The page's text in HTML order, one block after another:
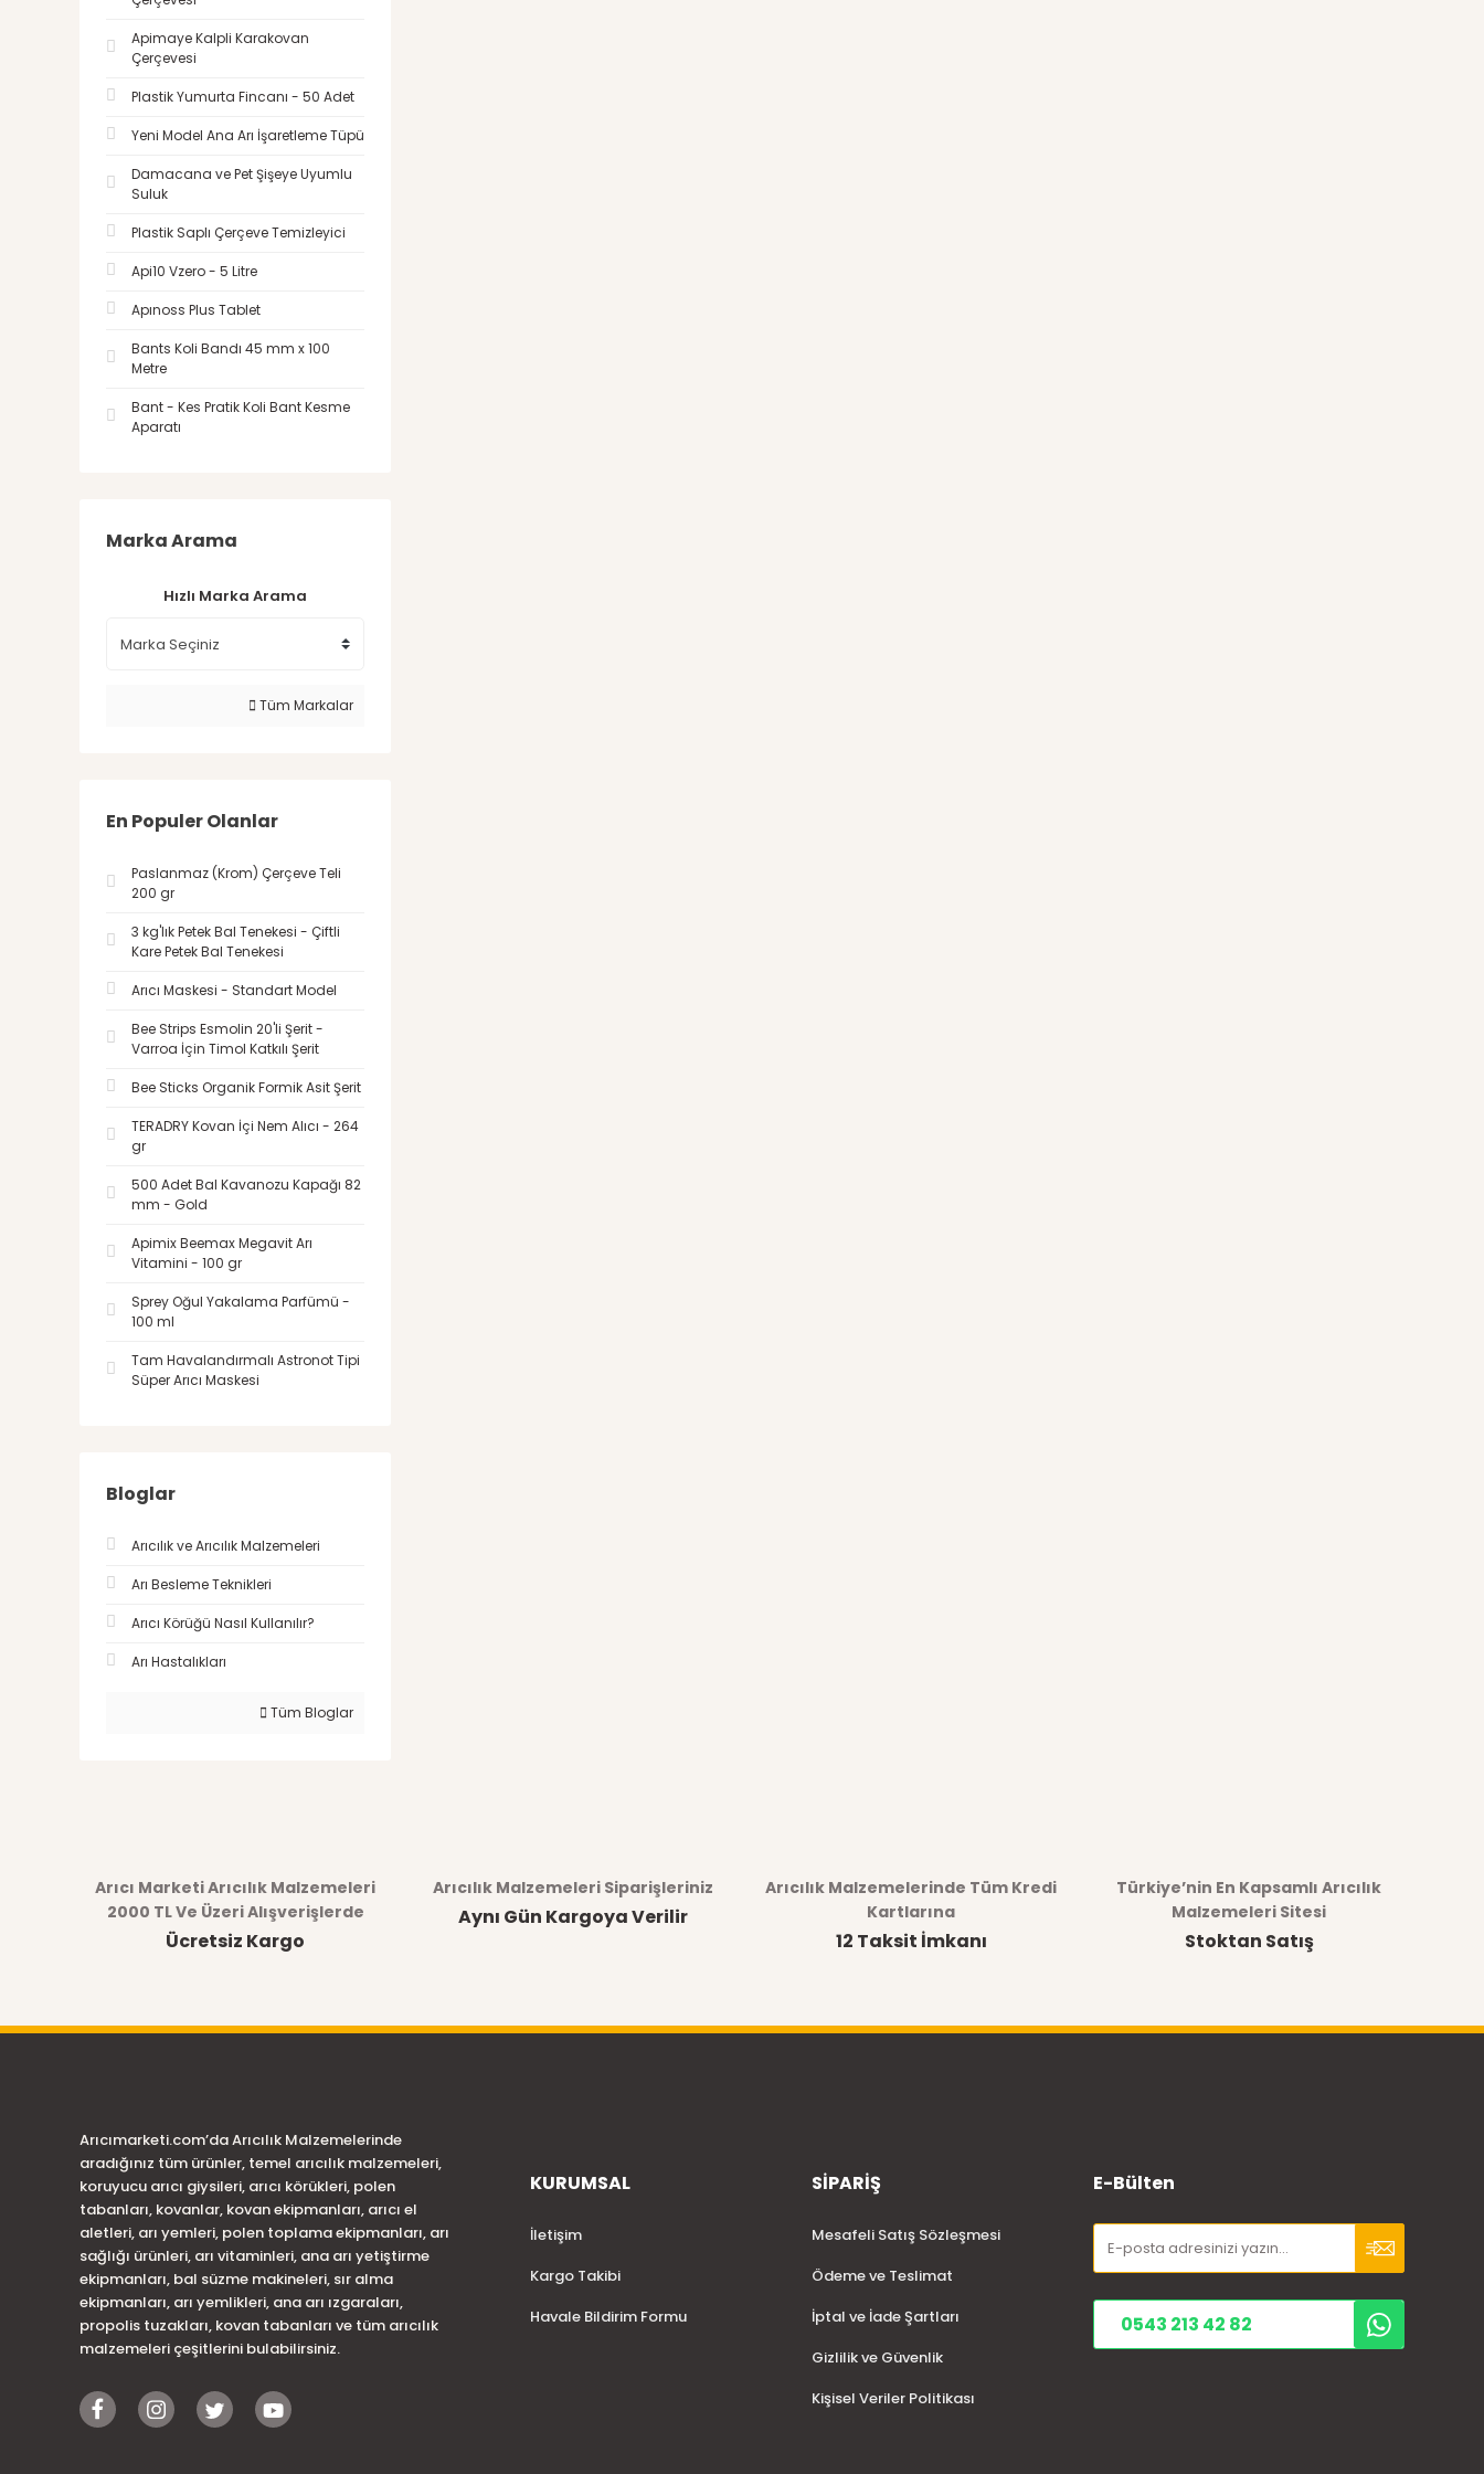
Apimaye Kalpli Karakovan
Çerçevesi
Plastik Yumurta Fincanı - 50 Adet
Yeni Model Ana Arı İşaretleme Tüpü
Damacana ve Pet Şişeye Uyumlu
Suluk
Plastik Saplı Çerçeve Temizleyici
Api10 Vzero - 5 Litre
Apınoss Plus Tablet
Bants Koli Bandı 45 mm x 100
Metre
Bant - Kes Pratik Koli Bant Kesme
Aparatı
Marka Arama
Hızlı Marka Arama
Tüm Markalar
En Populer Olanlar
Paslanmaz (Krom) Çerçeve Teli
200 gr
3 kg'lık Petek Bal Tenekesi - Çiftli
Kare Petek Bal Tenekesi
Arıcı Maskesi - Standart Model
Bee Strips Esmolin 20'li Şerit -
Varroa İçin Timol Katkılı Şerit
Bee Sticks Organik Formik Asit Şerit
TERADRY Kovan İçi Nem Alıcı - 264
gr
500 Adet Bal Kavanozu Kapağı 82
mm - Gold
Apimix Beemax Megavit Arı
Vitamini - 100 gr
Sprey Oğul Yakalama Parfümü -
100 ml
Tam Havalandırmalı Astronot Tipi
Süper Arıcı Maskesi
Bloglar
Arıcılık ve Arıcılık Malzemeleri
Arı Besleme Teknikleri
Arıcı Körüğü Nasıl Kullanılır?
Arı Hastalıkları
Tüm Bloglar
Arıcı Marketi Arıcılık Malzemeleri
2000 TL Ve Üzeri Alışverişlerde
Ücretsiz Kargo
Arıcılık Malzemeleri Siparişleriniz
Aynı Gün Kargoya Verilir
Arıcılık Malzemelerinde Tüm Kredi
Kartlarına
12 Taksit İmkanı
Türkiye’nin En Kapsamlı Arıcılık
Malzemeleri Sitesi
Stoktan Satış
Arıcımarketi.com’da Arıcılık Malzemelerinde
aradığınız tüm ürünler, temel arıcılık malzemeleri,
koruyucu arıcı giysileri, arıcı körükleri, polen
tabanları, kovanlar, kovan ekipmanları, arıcı el
aletleri, arı yemleri, polen toplama ekipmanları, arı
sağlığı ürünleri, arı vitaminleri, ana arı yetiştirme
ekipmanları, bal süzme makineleri, sır alma
ekipmanları, arı yemlikleri, ana arı ızgaraları,
propolis tuzakları, kovan tabanları ve tüm arıcılık
malzemeleri çeşitlerini bulabilirsiniz.
KURUMSAL
İletişim
Kargo Takibi
Havale Bildirim Formu
SİPARİŞ
Mesafeli Satış Sözleşmesi
Ödeme ve Teslimat
İptal ve İade Şartları
Gizlilik ve Güvenlik
Kişisel Veriler Politikası
E-Bülten
0543 213 42 82